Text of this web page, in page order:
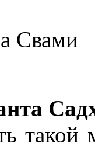
Свами
такой